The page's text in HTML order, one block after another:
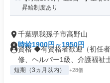
昇給制度あり
千葉県我孫子市高野山
時給1900円～1950円
資格 ◆有資格者歓迎（初任
修、ヘルパー1級、介護福祉
短期（3ヵ月以内） +28個